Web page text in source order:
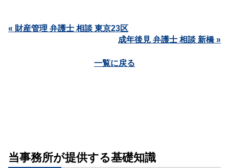
« 財産管理 弁護士 相談 東京23区
成年後見 弁護士 相談 新橋 »
一覧に戻る
当事務所が提供する基礎知識